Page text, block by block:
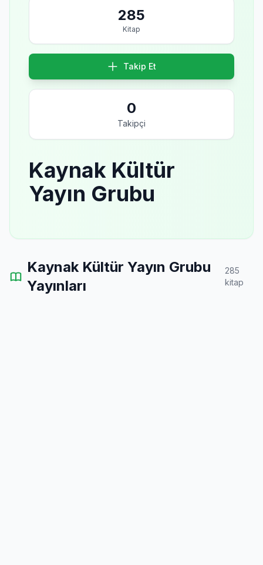
285
Kitap
Takip Et
0
Takipçi
Kaynak Kültür
Yayın Grubu
Kaynak Kültür Yayın Grubu
Yayınları
285
kitap